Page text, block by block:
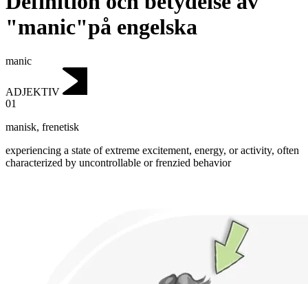
"manic"på engelska
manic
ADJEKTIV
01
manisk, frenetisk
experiencing a state of extreme excitement, energy, or activity, often
characterized by uncontrollable or frenzied behavior